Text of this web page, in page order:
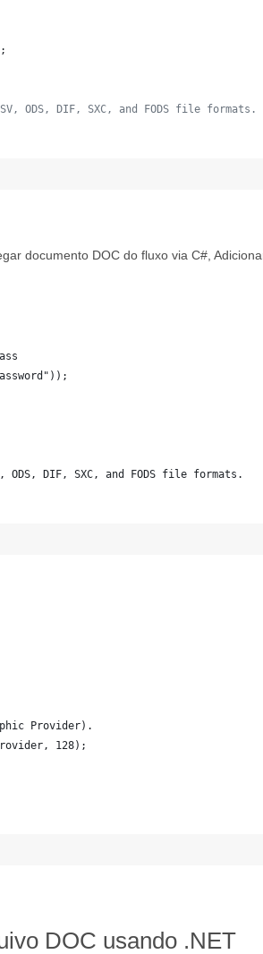
;
ODS, DIF, SXC, and FODS file formats.
documento DOC do fluxo via C#,
ODS, DIF, SXC, and FODS file formats.
Provider).
128);
DOC usando .NET